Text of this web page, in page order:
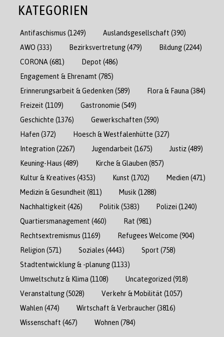
KATEGORIEN
Antifaschismus (1249) Auslandsgesellschaft (390)
AWO (333) Bezirksvertretung(479) Bildung(2244)
CORONA (681) Depot (486)
Engagement & Ehrenamt (785)
Erinnerungsarbeit & Gedenken (589) Flora & Fauna (384)
Freizeit (1109) Gastronomie (549)
Geschichte (1376) Gewerkschaften (590)
Hafen (372) Hoesch & Westfalenhütte (327)
Integration (2267) Jugendarbeit (1675) Justiz(489)
Keuning-Haus (489) Kirche & Glauben (857)
Kultur & Kreatives (4353) Kunst (1702) Medien (471)
Medizin & Gesundheit (811) Musik (1288)
Nachhaltigkeit (426) Politik (5383) Polizei (1240)
Quartiersmanagement (460) Rat (981)
Rechtsextremismus (1169) Refugees Welcome (904)
Religion (571) Soziales (4443) Sport (758)
Stadtentwicklung & -planung(1133)
Umweltschutz & Klima (1108) Uncategorized (918)
Veranstaltung(5028) Verkehr & Mobilität (1057)
Wahlen (474) Wirtschaft & Verbraucher(3816)
Wissenschaft (467) Wohnen (784)